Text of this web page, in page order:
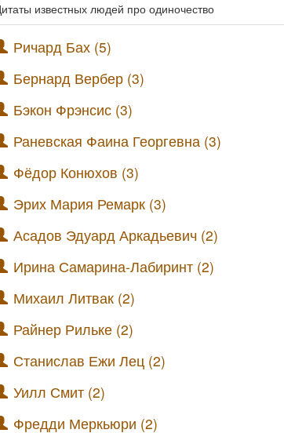
известных людей про одиночество
Ричард Бах (5)
Бернард Вербер (3)
Бэкон Фрэнсис (3)
Раневская Фаина Георгевна (3)
Фёдор Конюхов (3)
Эрих Мария Ремарк (3)
Асадов Эдуард Аркадьевич (2)
Ирина Самарина-Лабиринт (2)
Михаил Литвак (2)
Райнер Рильке (2)
Станислав Ежи Лец (2)
Уилл Смит (2)
Фредди Меркьюри (2)